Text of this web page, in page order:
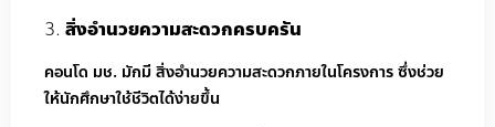
สิ่งอำนวยความสะดวกครบครัน
คอนโด มช. มักมี สิ่งอำนวยความสะดวกภายในโครงการ ซึ่งช่วย
ให้นักศึกษาใช้ชีวิตได้ง่ายขึ้น